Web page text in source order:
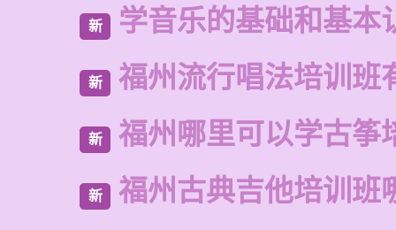
新 学音乐的基础和基本
新 福州流行唱法培训班
新 福州哪里可以学古筝
新 福州古典吉他培训班